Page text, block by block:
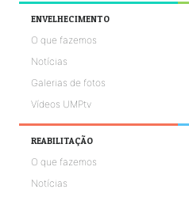
ENVELHECIMENTO
O que fazemos
Notícias
Galerias de fotos
Vídeos UMPtv
REABILITAÇÃO
O que fazemos
Notícias